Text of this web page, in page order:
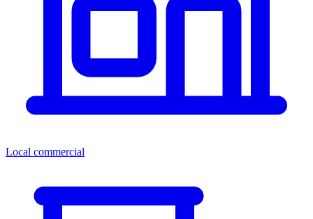
Local commercial